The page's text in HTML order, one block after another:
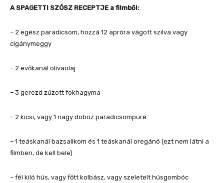
A SPAGETTI SZÓSZ RECEPTJE a filmből:
– 2 egész paradicsom, hozzá 12 apróra vágott szilva vagy
cigánymeggy
– 2 evőkanál olívaolaj
– 3 gerezd zúzott fokhagyma
– 2 kicsi, vagy 1 nagy doboz paradicsompüré
– 1 teáskanál bazsalikom és 1 teáskanál oregánó (ezt nem látni a
filmben, de kell bele)
– fél kiló hús, vagy főtt kolbász, vagy szeletelt húsgombóc